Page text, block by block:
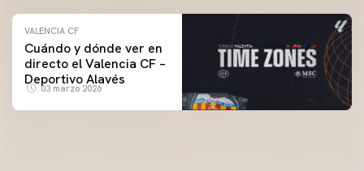
VALENCIA CF
Cuándo y dónde ver en
directo el Valencia CF –
Deportivo Alavés
03 marzo 2026